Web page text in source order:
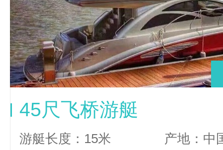
45尺飞桥游艇
游艇长度：15米 产地：中